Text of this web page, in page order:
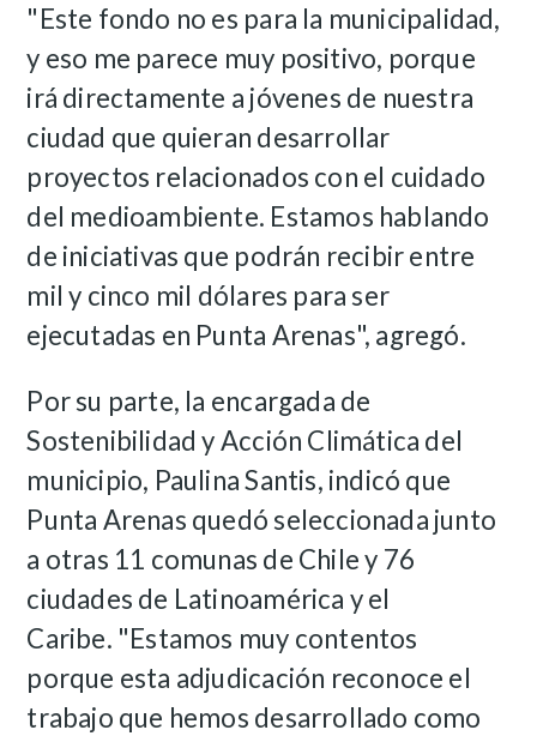
"Este fondo no es para la municipalidad,
y eso me parece muy positivo, porque
irá directamente a jóvenes de nuestra
ciudad que quieran desarrollar
proyectos relacionados con el cuidado
del medioambiente. Estamos hablando
de iniciativas que podrán recibir entre
mil y cinco mil dólares para ser
ejecutadas en Punta Arenas", agregó.
Por su parte, la encargada de
Sostenibilidad y Acción Climática del
municipio, Paulina Santis, indicó que
Punta Arenas quedó seleccionada junto
a otras 11 comunas de Chile y 76
ciudades de Latinoamérica y el
Caribe. "Estamos muy contentos
porque esta adjudicación reconoce el
trabajo que hemos desarrollado como